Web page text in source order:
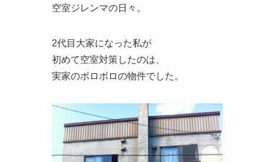
空室ジレンマの日々。
2代目大家になった私が
初めて空室対策したのは、
実家のボロボロの物件でした。